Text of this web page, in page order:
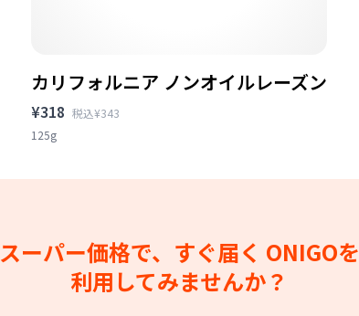
カリフォルニア ノンオイルレーズン
¥318 税込¥343
125g
スーパー価格で、すぐ届く ONIGOを
利用してみませんか？